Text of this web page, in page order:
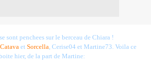
sont penchees sur le berceau de Chiara !
Catava et Sorcella, Cerise04 et Martine73. Voila ce
hier, de la part de Martine: